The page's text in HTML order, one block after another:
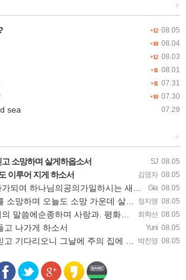
+
+12 08.05
+10 08.04
+12 08.03
+11 08.01
+11 07.31
+10 07.30
07.29
sea
+
SJ 08.05
소망하며 살게하옵소서
김영자 08.05
이루어 지게 하소서
Gia 08.05
공의가일하시는 새하늘과새땅에 소망을두고 살아가게하소서.
정지영 08.05
하며 오늘도 소망 가운데 살게 하소서
최학선 08.05
사랑과. 평화를 누리고 살아가는 하나님의 백성되길 기도합니다
Yuni 08.05
고 나가게 하소서
박진영 08.05
오니 그날에 주의 집에 거하기를 간구합니다